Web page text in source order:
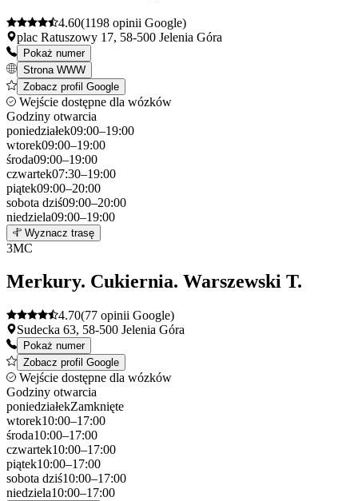
4.60(1198 opinii Google)
plac Ratuszowy 17, 58-500 Jelenia Góra
Pokaż numer
Strona WWW
Zobacz profil Google
Wejście dostępne dla wózków
Godziny otwarcia
poniedziałek09:00–19:00
wtorek09:00–19:00
środa09:00–19:00
czwartek07:30–19:00
piątek09:00–20:00
sobota dziś09:00–20:00
niedziela09:00–19:00
+
−
Wyznacz trasę
3MC
Merkury. Cukiernia. Warszewski T.
4.70(77 opinii Google)
Sudecka 63, 58-500 Jelenia Góra
Pokaż numer
Zobacz profil Google
Wejście dostępne dla wózków
Godziny otwarcia
poniedziałekZamknięte
wtorek10:00–17:00
środa10:00–17:00
czwartek10:00–17:00
piątek10:00–17:00
sobota dziś10:00–17:00
niedziela10:00–17:00